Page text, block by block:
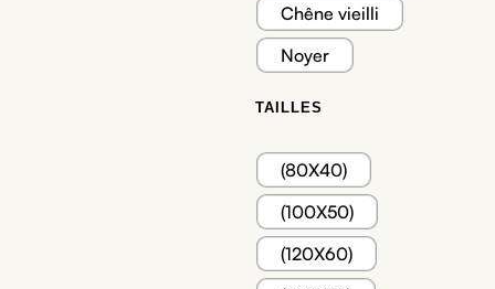
Chêne vieilli
Noyer
TAILLES
(80X40)
(100X50)
(120X60)